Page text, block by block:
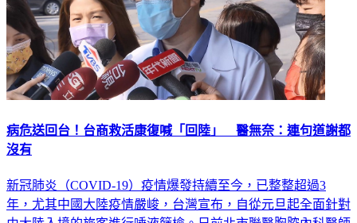
病危送回台！台商救活康復喊「回陸」 醫無奈：連句道謝都
沒有
新冠肺炎（COVID-19）疫情爆發持續至今，已整整超過3
年，尤其中國大陸疫情嚴峻，台灣宣布，自從元旦起全面針對